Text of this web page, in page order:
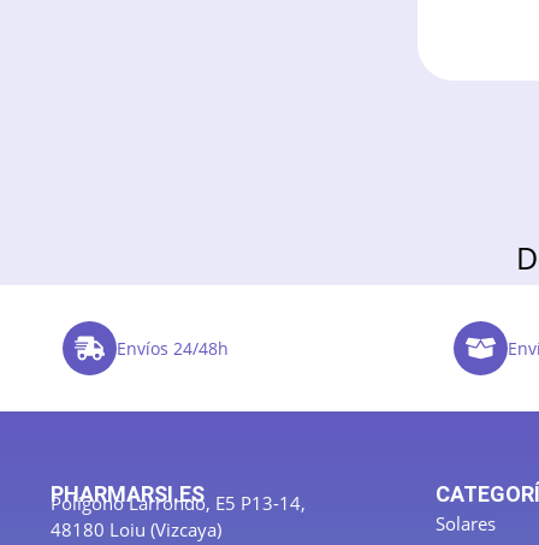
Envíos 24/48h
PHARMARSI.ES
Polígono Larrondo, E5 P13-14,
48180 Loiu (Vizcaya)
Solares